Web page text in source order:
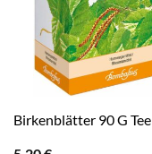
Birkenblätter 90 G Tee